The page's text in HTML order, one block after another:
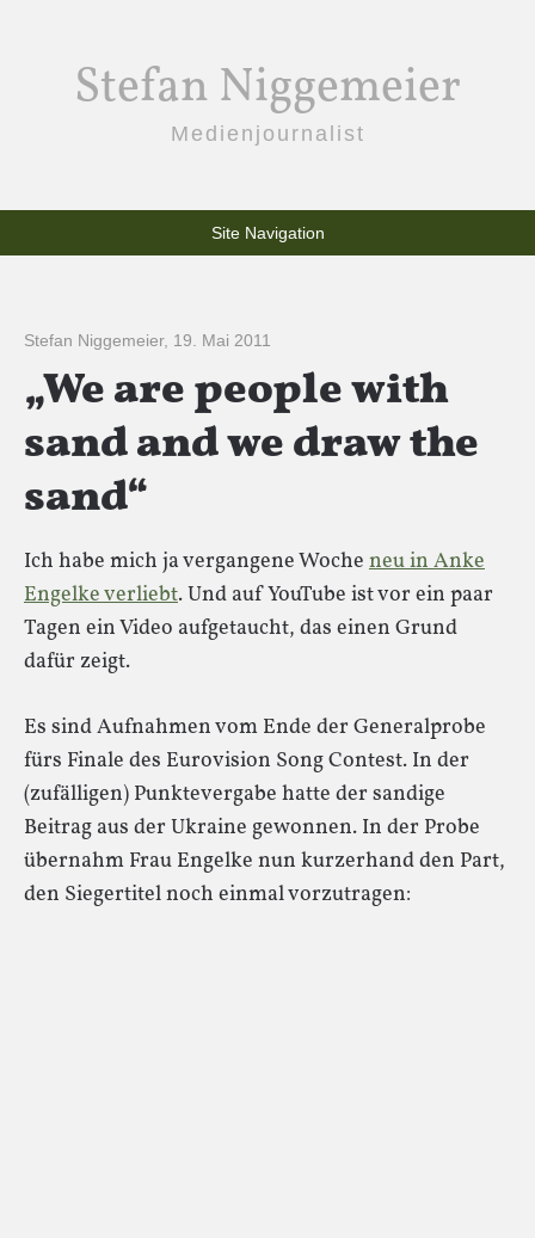
Stefan Niggemeier
Medienjournalist
Site Navigation
Stefan Niggemeier, 19. Mai 2011
„We are people with
sand and we draw the
sand“
Ich habe mich ja vergangene Woche neu in Anke
Engelke verliebt. Und auf YouTube ist vor ein paar
Tagen ein Video aufgetaucht, das einen Grund
dafür zeigt.
Es sind Aufnahmen vom Ende der Generalprobe
fürs Finale des Eurovision Song Contest. In der
(zufälligen) Punktevergabe hatte der sandige
Beitrag aus der Ukraine gewonnen. In der Probe
übernahm Frau Engelke nun kurzerhand den Part,
den Siegertitel noch einmal vorzutragen: